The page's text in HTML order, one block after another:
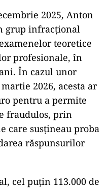
2025, Anton
grup infracțional
teoretice
profesionale, în
În cazul unor
2026, acesta ar
pentru a permite
fraudulos, prin
care susțineau proba
răspunsurilor
cel puțin 113.000 de